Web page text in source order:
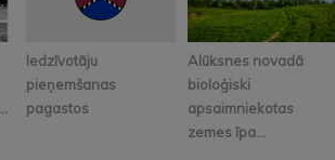
Iedzīvotāju
pieņemšanas
pagastos
Alūksnes novadā
bioloģiski
apsaimniekotas
zemes īpa...